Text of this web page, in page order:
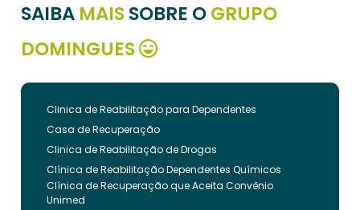
SAIBA MAISSOBRE OGRUPO
DOMINGUES
Clinica de Reabilitação para Dependentes
Casa de Recuperação
Clinica de Reabilitação de Drogas
Clínica de Reabilitação Dependentes Químicos
Clínica de Recuperação que Aceita Convênio
Unimed